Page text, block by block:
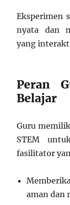
Eksperimen
nyata dan
yang
Peran
Belajar
Guru
STEM
fasilitator
aman dan